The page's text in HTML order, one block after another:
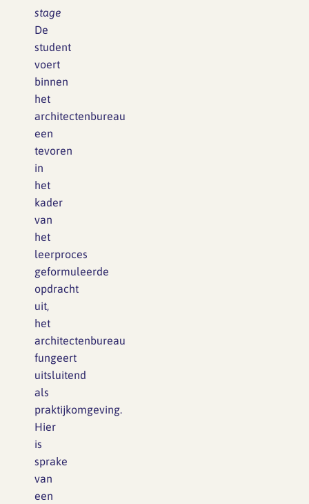
stage
De
student
voert
binnen
het
architectenbureau
een
tevoren
in
het
kader
van
het
leerproces
geformuleerde
opdracht
uit,
het
architectenbureau
fungeert
uitsluitend
als
praktijkomgeving.
Hier
is
sprake
van
een